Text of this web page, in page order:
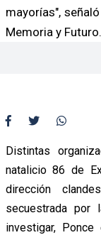
mayorías",
Memoria y Futuro.
Distintas
natalicio 86 de
dirección
secuestrada por
investigar,